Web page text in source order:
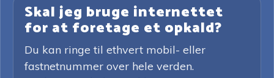
Skal jeg bruge internettet
for at foretage et opkald?
Du kan ringe til ethvert mobil- eller
fastnetnummer over hele verden.